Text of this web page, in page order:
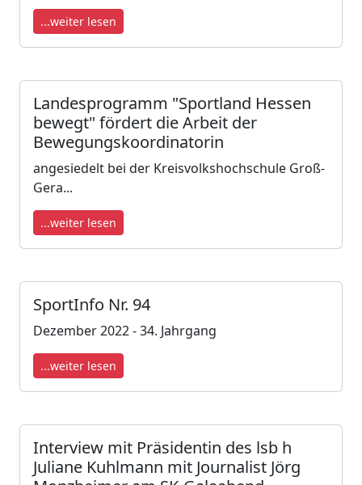
...weiter lesen
Landesprogramm "Sportland Hessen
bewegt" fördert die Arbeit der
Bewegungskoordinatorin
angesiedelt bei der Kreisvolkshochschule Groß-
Gera...
...weiter lesen
SportInfo Nr. 94
Dezember 2022 - 34. Jahrgang
...weiter lesen
Interview mit Präsidentin des lsb h
Juliane Kuhlmann mit Journalist Jörg